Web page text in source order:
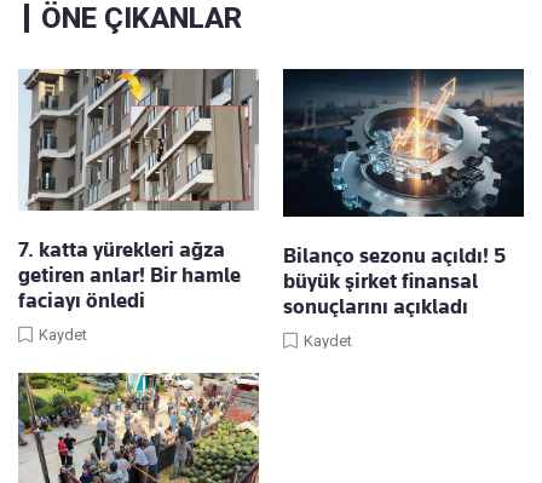
ÖNE ÇIKANLAR
7. katta yürekleri ağza
getiren anlar! Bir hamle
faciayı önledi
Kaydet
Bilanço sezonu açıldı! 5
büyük şirket finansal
sonuçlarını açıkladı
Kaydet